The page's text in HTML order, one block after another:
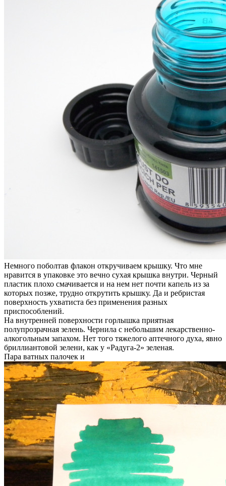
Немного поболтав флакон откручиваем крышку. Что мне
нравится в упаковке это вечно сухая крышка внутри. Черный
пластик плохо смачивается и на нем нет почти капель из за
которых позже, трудно открутить крышку. Да и ребристая
поверхность ухватиста без применения разных
приспособлений.
На внутренней поверхности горлышка приятная
полупрозрачная зелень. Чернила с небольшим лекарственно-
алкогольным запахом. Нет того тяжелого аптечного духа, явно
бриллиантовой зелени, как у «Радуга-2» зеленая.
Пара ватных палочек и